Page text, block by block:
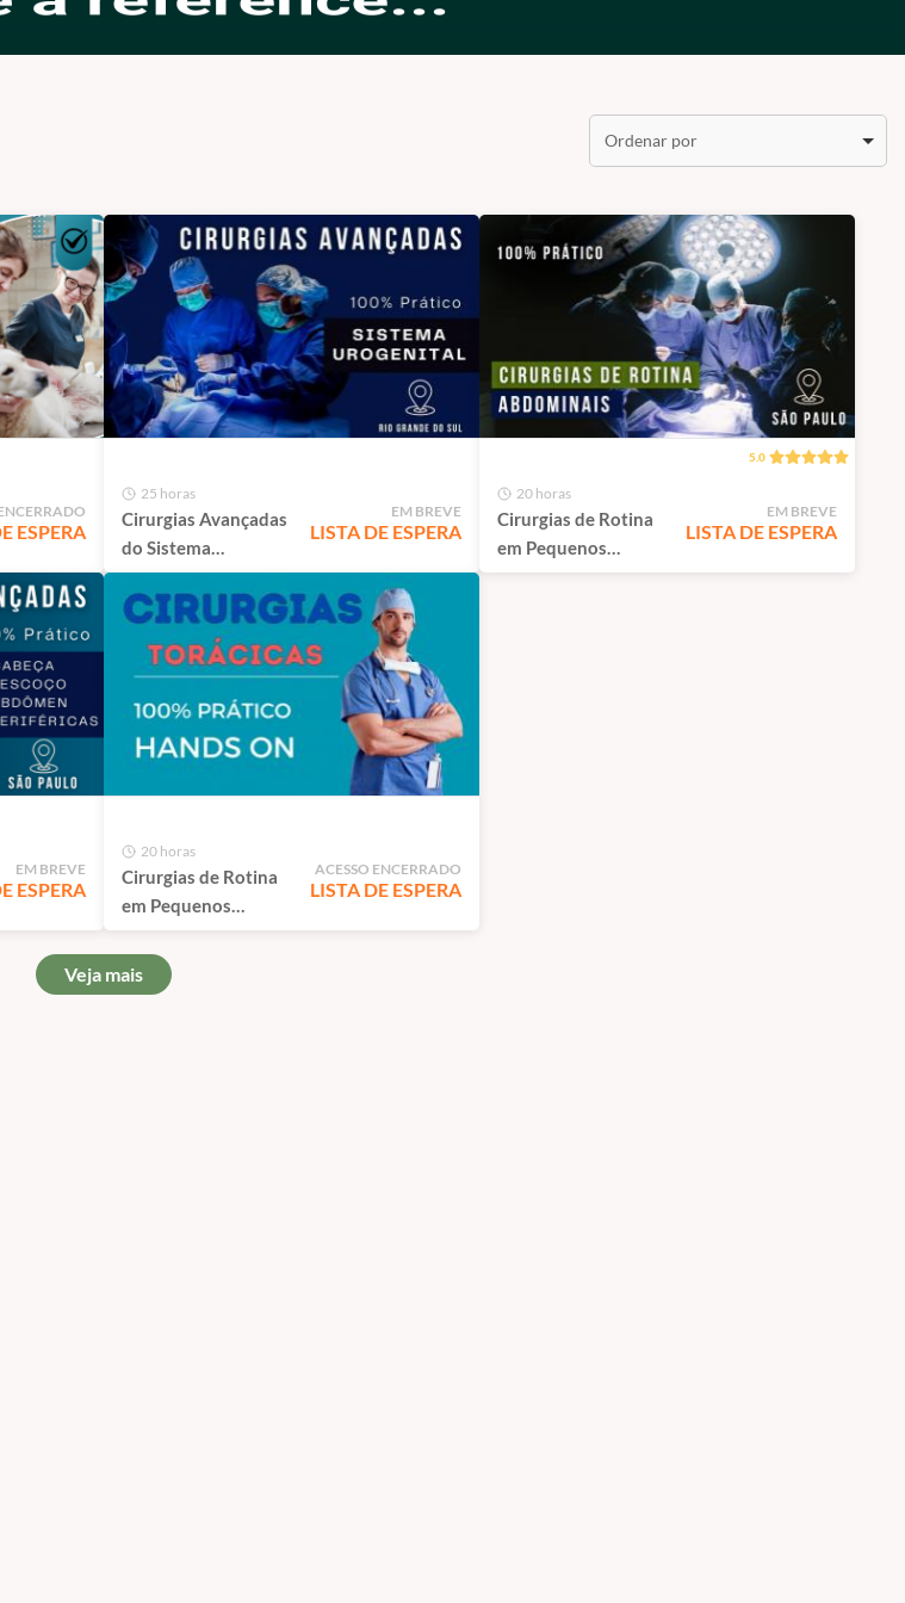
Ordenar por
ESPERA
25 horas
Cirurgias Avançadas
do Sistema
Urogenital em Cães e
Gatos | Porto Alegre
EM BREVE
LISTA DE ESPERA
5.0
20 horas
Cirurgias de Rotina
em Pequenos
Animais | São Paulo
EM BREVE
LISTA DE ESPERA
EM BREVE
ESPERA
20 horas
Cirurgias de Rotina
em Pequenos
Animais - Torácicas |
São Paulo
ACESSO ENCERRADO
LISTA DE ESPERA
Veja mais